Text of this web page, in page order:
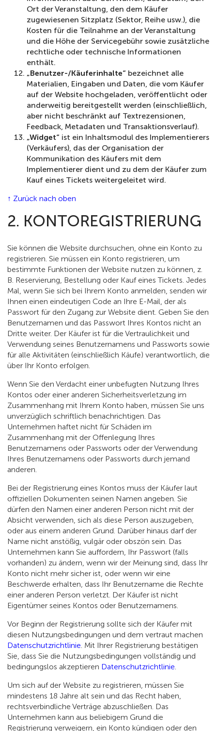
Ort der Veranstaltung, den dem Käufer
zugewiesenen Sitzplatz (Sektor, Reihe usw.), die
Kosten für die Teilnahme an der Veranstaltung
und die Höhe der Servicegebühr sowie zusätzliche
rechtliche oder technische Informationen
enthält.
„Benutzer-/Käuferinhalte“ bezeichnet alle
Materialien, Eingaben und Daten, die vom Käufer
auf der Website hochgeladen, veröffentlicht oder
anderweitig bereitgestellt werden (einschließlich,
aber nicht beschränkt auf Textrezensionen,
Feedback, Metadaten und Transaktionsverlauf).
„Widget“ ist ein Inhaltsmodul des Implementierers
(Verkäufers), das der Organisation der
Kommunikation des Käufers mit dem
Implementierer dient und zu dem der Käufer zum
Kauf eines Tickets weitergeleitet wird.
↑ Zurück nach oben
2. KONTOREGISTRIERUNG
Sie können die Website durchsuchen, ohne ein Konto zu
registrieren. Sie müssen ein Konto registrieren, um
bestimmte Funktionen der Website nutzen zu können, z.
B. Reservierung, Bestellung oder Kauf eines Tickets. Jedes
Mal, wenn Sie sich bei Ihrem Konto anmelden, senden wir
Ihnen einen eindeutigen Code an Ihre E-Mail, der als
Passwort für den Zugang zur Website dient. Geben Sie den
Benutzernamen und das Passwort Ihres Kontos nicht an
Dritte weiter. Der Käufer ist für die Vertraulichkeit und
Verwendung seines Benutzernamens und Passworts sowie
für alle Aktivitäten (einschließlich Käufe) verantwortlich, die
über Ihr Konto erfolgen.
Wenn Sie den Verdacht einer unbefugten Nutzung Ihres
Kontos oder einer anderen Sicherheitsverletzung im
Zusammenhang mit Ihrem Konto haben, müssen Sie uns
unverzüglich schriftlich benachrichtigen. Das
Unternehmen haftet nicht für Schäden im
Zusammenhang mit der Offenlegung Ihres
Benutzernamens oder Passworts oder der Verwendung
Ihres Benutzernamens oder Passworts durch jemand
anderen.
Bei der Registrierung eines Kontos muss der Käufer laut
offiziellen Dokumenten seinen Namen angeben. Sie
dürfen den Namen einer anderen Person nicht mit der
Absicht verwenden, sich als diese Person auszugeben,
oder aus einem anderen Grund. Darüber hinaus darf der
Name nicht anstößig, vulgär oder obszön sein. Das
Unternehmen kann Sie auffordern, Ihr Passwort (falls
vorhanden) zu ändern, wenn wir der Meinung sind, dass Ihr
Konto nicht mehr sicher ist, oder wenn wir eine
Beschwerde erhalten, dass Ihr Benutzername die Rechte
einer anderen Person verletzt. Der Käufer ist nicht
Eigentümer seines Kontos oder Benutzernamens.
Vor Beginn der Registrierung sollte sich der Käufer mit
diesen Nutzungsbedingungen und dem vertraut machen
Datenschutzrichtlinie. Mit Ihrer Registrierung bestätigen
Sie, dass Sie die Nutzungsbedingungen vollständig und
bedingungslos akzeptieren Datenschutzrichtlinie.
Um sich auf der Website zu registrieren, müssen Sie
mindestens 18 Jahre alt sein und das Recht haben,
rechtsverbindliche Verträge abzuschließen. Das
Unternehmen kann aus beliebigem Grund die
Registrierung verweigern, ein Konto kündigen oder den